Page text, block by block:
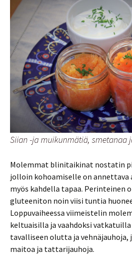
Siian -ja muikunmätiä, smetanaa
Molemmat blinitaikinat nostatin
jolloin kohoamiselle on annettava
myös kahdella tapaa. Perinteinen
gluteeniton noin viisi tuntia
Loppuvaiheessa viimeistelin
keltuaisilla ja vaahdoksi
tavalliseen olutta ja
maitoa ja tattarijauhoja.